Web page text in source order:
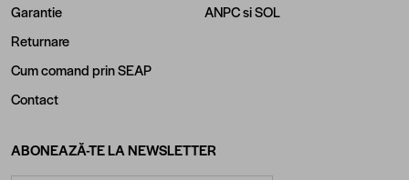
Garantie
Returnare
Cum comand prin SEAP
Contact
ANPCsiSOL
ABONEAZĂ-TE LA NEWSLETTER